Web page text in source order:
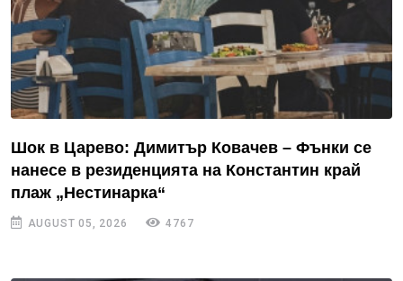
Шок в Царево: Димитър Ковачев – Фънки се
нанесе в резиденцията на Константин край
плаж „Нестинарка“
AUGUST 05, 2026 4767